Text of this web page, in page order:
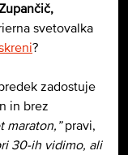
svetovalka
?
zadostuje
in brez
maraton,”pravi,
30-ih vidimo, ali